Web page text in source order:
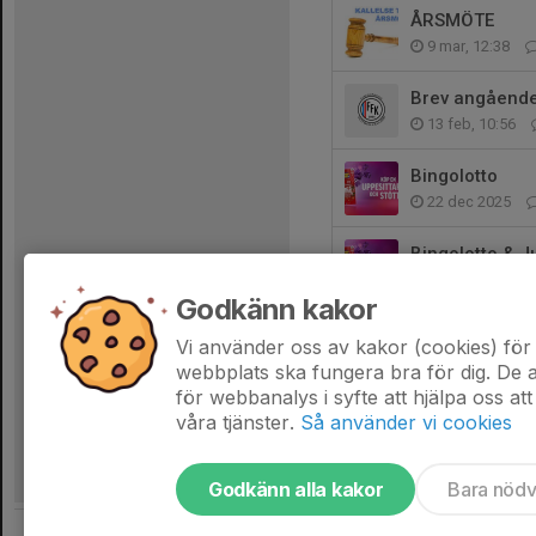
ÅRSMÖTE
9 mar, 12:38
Brev
13 feb, 10:56
Bingolotto
22 dec 2025
Bingolotto &
7 nov 2025
Godkänn kakor
Vi använder oss av kakor (cookies)
webbplats ska fungera bra för dig. De
för webbanalys i syfte att hjälpa oss
våra tjänster. Så använder vi cookies
Godkänn alla kakor Bara